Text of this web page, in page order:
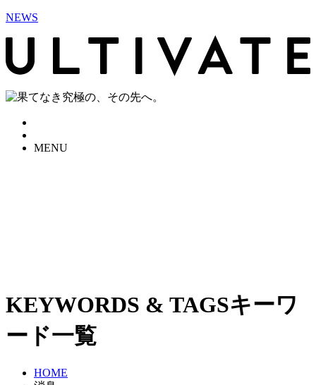
NEWS
MENU
KEYWORDS & TAGSキーワ
ード一覧
HOME